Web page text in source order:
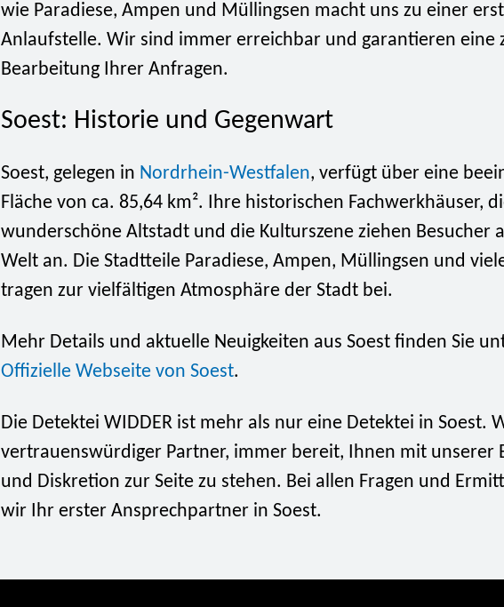
wie Paradiese, Ampen und Müllingsen macht uns zu einer
Anlaufstelle. Wir sind immer erreichbar und garantieren eine
Bearbeitung Ihrer Anfragen.
Soest: Historie und Gegenwart
Soest, gelegen in Nordrhein-Westfalen, verfügt über eine
Fläche von ca. 85,64 km². Ihre historischen Fachwerkhäuser,
wunderschöne Altstadt und die Kulturszene ziehen Besucher
Welt an. Die Stadtteile Paradiese, Ampen, Müllingsen und
tragen zur vielfältigen Atmosphäre der Stadt bei.
Mehr Details und aktuelle Neuigkeiten aus Soest finden Sie
Offizielle Webseite von Soest.
Die Detektei WIDDER ist mehr als nur eine Detektei in Soest.
vertrauenswürdiger Partner, immer bereit, Ihnen mit unserer
und Diskretion zur Seite zu stehen. Bei allen Fragen und
wir Ihr erster Ansprechpartner in Soest.